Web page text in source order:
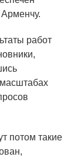
работ
потом такие